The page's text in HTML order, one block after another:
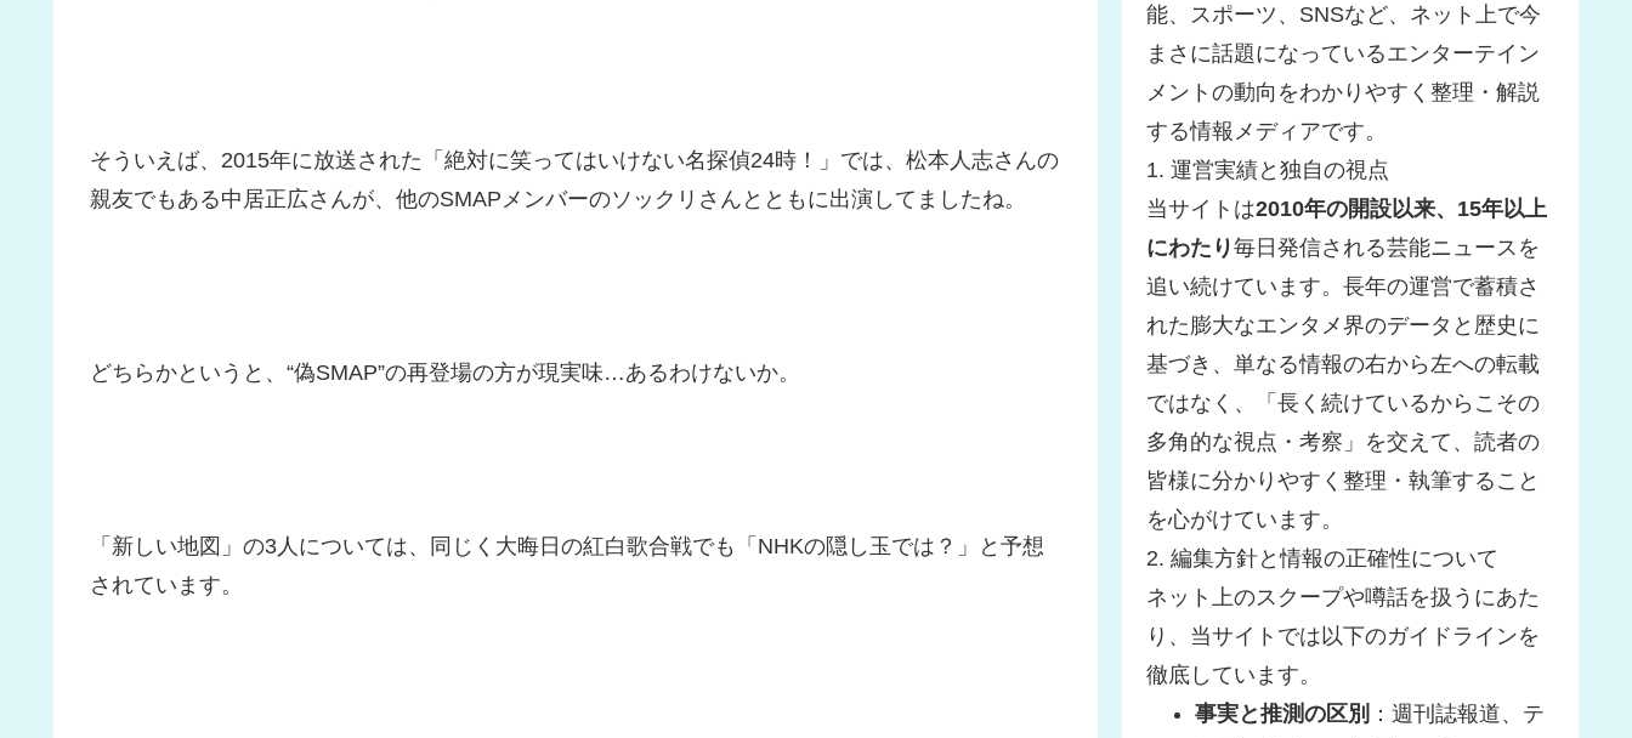
そういえば、2015年に放送された「絶対に笑ってはいけない名探偵24時！」では、松本人志さんの
親友でもある中居正広さんが、他のSMAPメンバーのソックリさんとともに出演してましたね。
どちらかというと、“偽SMAP”の再登場の方が現実味…あるわけないか。
「新しい地図」の3人については、同じく大晦日の紅白歌合戦でも「NHKの隠し玉では？」と予想
されています。
能、スポーツ、SNSなど、ネット上で今
まさに話題になっているエンターテイン
メントの動向をわかりやすく整理・解説
する情報メディアです。
1. 運営実績と独自の視点
当サイトは2010年の開設以来、15年以上
にわたり毎日発信される芸能ニュースを
追い続けています。長年の運営で蓄積さ
れた膨大なエンタメ界のデータと歴史に
基づき、単なる情報の右から左への転載
ではなく、「長く続けているからこその
多角的な視点・考察」を交えて、読者の
皆様に分かりやすく整理・執筆すること
を心がけています。
2. 編集方針と情報の正確性について
ネット上のスクープや噂話を扱うにあた
り、当サイトでは以下のガイドラインを
徹底しています。
事実と推測の区別 ：週刊誌報道、テ